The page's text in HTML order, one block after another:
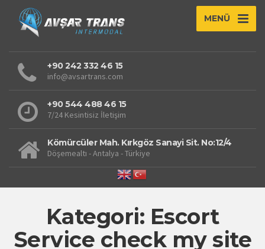
MENÜ
+90 242 332 46 15
info@avsartrans.com
+90 544 488 46 15
7/24 Kesintisiz İletişim
Kömürcüler Mah. Kırkgöz Sanayi Sit. No:12/4
Döşemealtı - Antalya - Türkiye
Kategori: Escort
Service check my site